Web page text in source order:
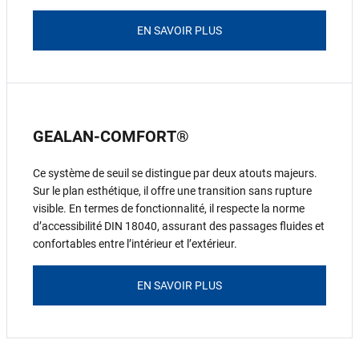
EN SAVOIR PLUS
GEALAN-COMFORT®
Ce système de seuil se distingue par deux atouts majeurs.
Sur le plan esthétique, il offre une transition sans rupture
visible. En termes de fonctionnalité, il respecte la norme
d’accessibilité DIN 18040, assurant des passages fluides et
confortables entre l’intérieur et l’extérieur.
EN SAVOIR PLUS